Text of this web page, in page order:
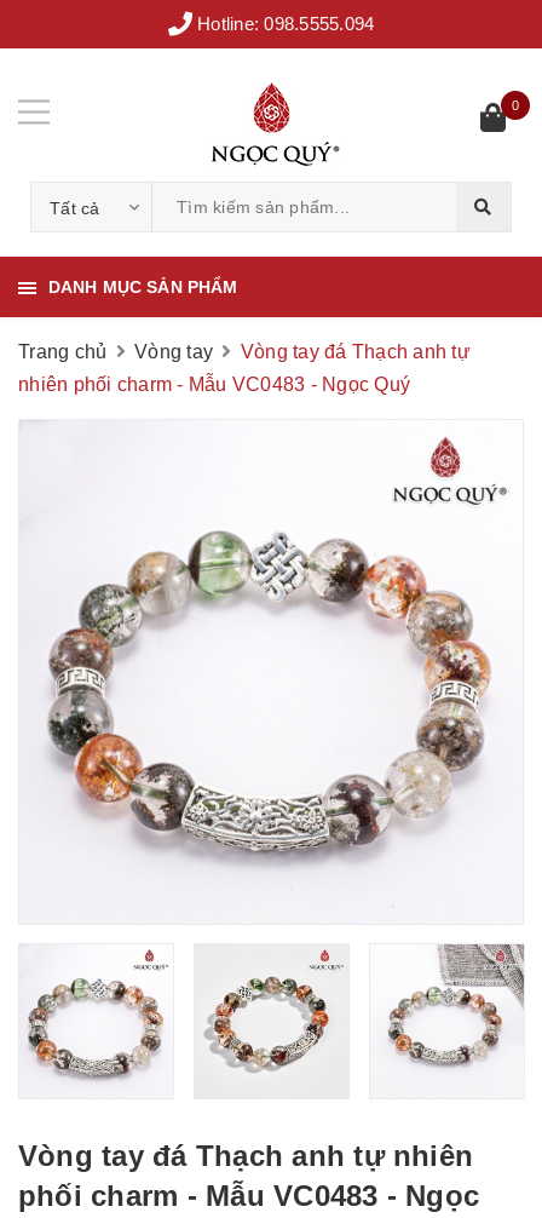
Hotline:098.5555.094
Tất cả
0
DANH MỤC SẢN PHẨM
Trang chủ Vòng tay
Vòng tay đá Thạch anh tự
nhiên phối charm - Mẫu VC0483 - Ngọc Quý
Vòng tay đá Thạch anh tự nhiên
phối charm - Mẫu VC0483 - Ngọc